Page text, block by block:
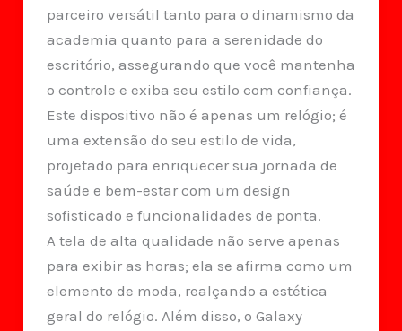
parceiro versátil tanto para o dinamismo da
academia quanto para a serenidade do
escritório, assegurando que você mantenha
o controle e exiba seu estilo com confiança.
Este dispositivo não é apenas um relógio; é
uma extensão do seu estilo de vida,
projetado para enriquecer sua jornada de
saúde e bem-estar com um design
sofisticado e funcionalidades de ponta.
A tela de alta qualidade não serve apenas
para exibir as horas; ela se afirma como um
elemento de moda, realçando a estética
geral do relógio. Além disso, o Galaxy